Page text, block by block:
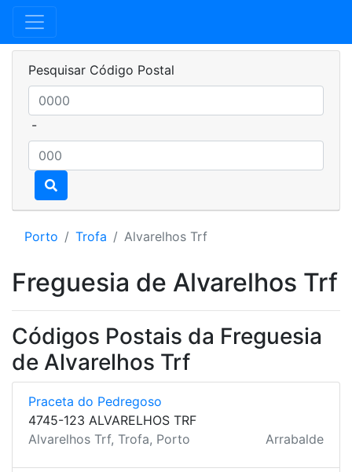
Pesquisar Código Postal
-
Porto Trofa Alvarelhos Trf
Freguesia de Alvarelhos Trf
Códigos Postais da Freguesia
de Alvarelhos Trf
Praceta do Pedregoso
4745-123 ALVARELHOS TRF
Alvarelhos Trf, Trofa, Porto
Arrabalde